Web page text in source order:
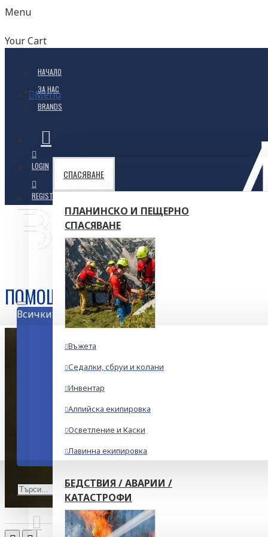
Menu
Your Cart
НАЧАЛО
ЗА НАС
BRANDS
Menu
СПАСЯВАНЕ
ПЛАНИНСКО И ПЕЩЕРНО
СПАСЯВАНЕ
Въжета
Седалки, сбруи и колани
Инвентар
Алпийска екипировка
Осветление и Каски
Лавинна екипировка
БЕДСТВИЯ / АВАРИИ /
КАТАСТРОФИ
Всички
LOGIN
REGISTER
ПОМОЩНИ ВЪЖЕТА